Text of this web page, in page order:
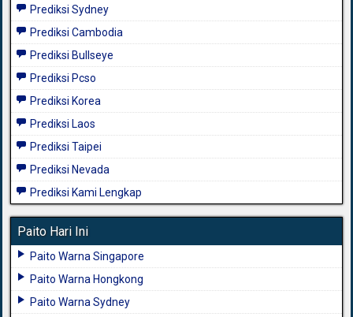
Prediksi Sydney
Prediksi Cambodia
Prediksi Bullseye
Prediksi Pcso
Prediksi Korea
Prediksi Laos
Prediksi Taipei
Prediksi Nevada
Prediksi Kami Lengkap
Paito Hari Ini
Paito Warna Singapore
Paito Warna Hongkong
Paito Warna Sydney